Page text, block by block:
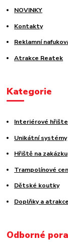
NOVINKY
Kontakty
Reklamní
Atrakce Reatek
Kategorie
Interiérové hřište
Unikátní systémy
Hřiště na zakázku
Trampolínové
Dětské koutky
Doplňky a atrakce
Odborné